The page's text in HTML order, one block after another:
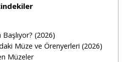
(2026)
Müze ve Örenyerleri (2026)
Müzeler